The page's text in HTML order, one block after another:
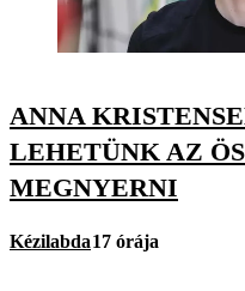
ANNA
LEHETÜNK AZ
MEGNYERNI
Kézilabda17 órája